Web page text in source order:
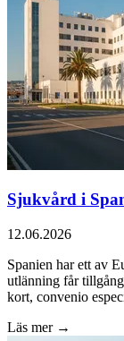
Sjukvård i
12.06.2026
Spanien har ett av
utlänning får
kort, convenio
Läs mer →